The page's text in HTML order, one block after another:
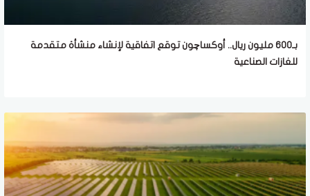
بـ600 مليون ريال.. أوكساچون توقع اتفاقية لإنشاء منشأة متقدمة
للغازات الصناعية